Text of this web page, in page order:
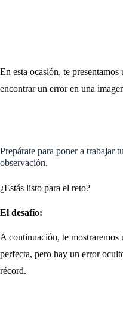
En esta ocasión, te
encontrar un error en una
Prepárate para poner a trabajar
observación.
¿Estás listo para el reto?
El desafío:
A continuación, te mostraremos
perfecta, pero hay un error
récord.